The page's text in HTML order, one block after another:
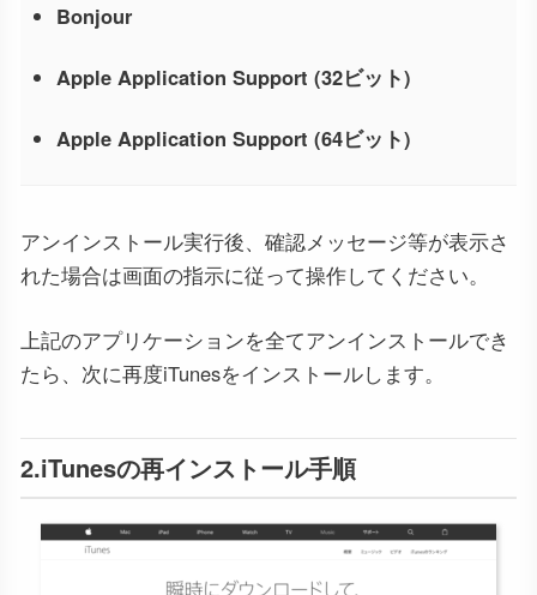
Bonjour
Apple Application Support (32ビット)
Apple Application Support (64ビット)
アンインストール実行後、確認メッセージ等が表示さ
れた場合は画面の指示に従って操作してください。
上記のアプリケーションを全てアンインストールでき
たら、次に再度iTunesをインストールします。
2.iTunesの再インストール手順